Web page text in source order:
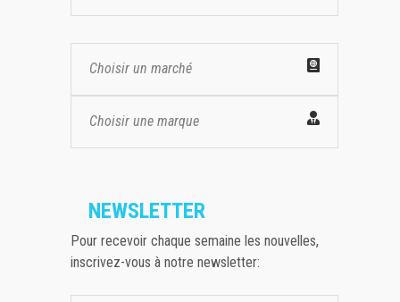
Choisir un marché
Choisir une marque
NEWSLETTER
Pour recevoir chaque semaine les nouvelles,
inscrivez-vous à notre newsletter: